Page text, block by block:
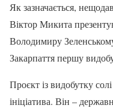
Як зазначається,
Віктор Микита
Володимиру
Закарпаття першу
Проєкт із видобутку
ініціатива. Він –